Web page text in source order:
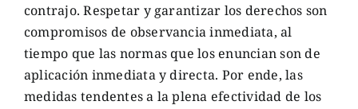
contrajo. Respetar y garantizar los derechos son
compromisos de observancia inmediata, al
tiempo que las normas que los enuncian son de
aplicación inmediata y directa. Por ende, las
medidas tendentes a la plena efectividad de los